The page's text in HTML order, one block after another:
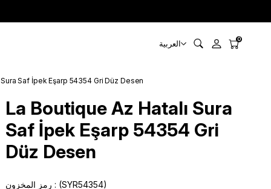
العربية 0
Saf İpek Eşarp 54354 Gri Düz Desen
La Boutique Az Hatalı Sura
Saf İpek Eşarp 54354 Gri
Düz Desen
رمز المخزون
(SYR54354)